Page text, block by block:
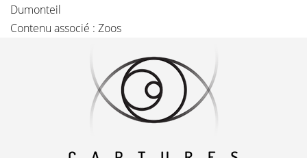
Dumonteil
Contenu associé : Zoos